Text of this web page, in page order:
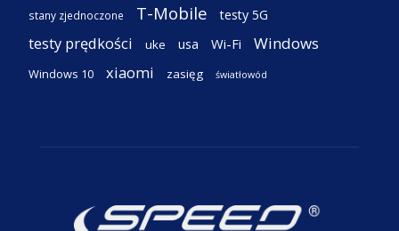
stany zjednoczone T-Mobile testy 5G
testy prędkości uke usa Wi-Fi Windows
Windows 10 xiaomi zasięg światłowód